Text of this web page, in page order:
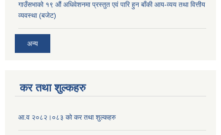
गाउँसभाको १९ ‌औं अधिवेशनमा प्रस्तुत एवं पारि हुन बाँकी आय-व्यय तथा वित्तीय
व्यवस्था (बजेट)
अन्य
कर तथा शुल्कहरु
आ.व २०८२।०८३ को कर तथा शुल्कहरु